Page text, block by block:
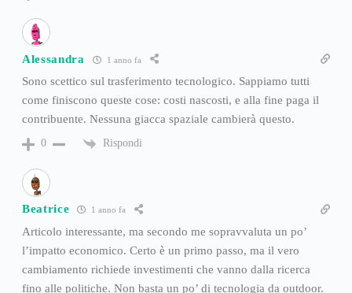
Alessandra 1 anno fa
Sono scettico sul trasferimento tecnologico. Sappiamo tutti
come finiscono queste cose: costi nascosti, e alla fine paga il
contribuente. Nessuna giacca spaziale cambierà questo.
0 Rispondi
Beatrice 1 anno fa
Articolo interessante, ma secondo me sopravvaluta un po’
l’impatto economico. Certo è un primo passo, ma il vero
cambiamento richiede investimenti che vanno dalla ricerca
fino alle politiche. Non basta un po’ di tecnologia da outdoor.